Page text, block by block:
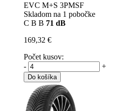
EVC M+S 3PMSF
Skladom na 1 pobočke
C B B 71 dB
169,32 €
Počet kusov:
-
+
Do košíka